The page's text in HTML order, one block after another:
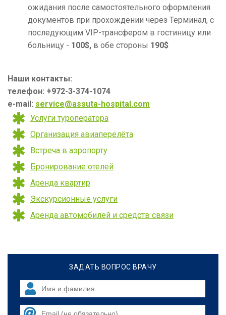
ожидания после самостоятельного оформления
документов при прохождении через Терминал, с
последующим VIP-трансфером в гостиницу или
больницу - 100$, в обе стороны 190$
Наши контакты:
телефон: +972-3-374-1074
e-mail: service@assuta-hospital.com
Услуги туроператора
Организация авиаперелёта
Встреча в аэропорту
Бронирование отелей
Аренда квартир
Экскурсионные услуги
Аренда автомобилей и средств связи
ЗАДАТЬ ВОПРОС ВРАЧУ